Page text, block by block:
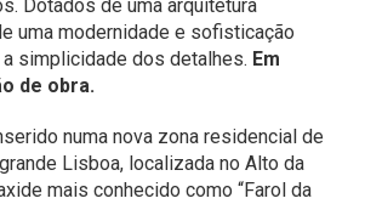
Dotados de uma arquitetura
uma modernidade e sofisticação
simplicidade dos detalhes. Em
de obra.
numa nova zona residencial de
Lisboa, localizada no Alto da
mais conhecido como “Farol da